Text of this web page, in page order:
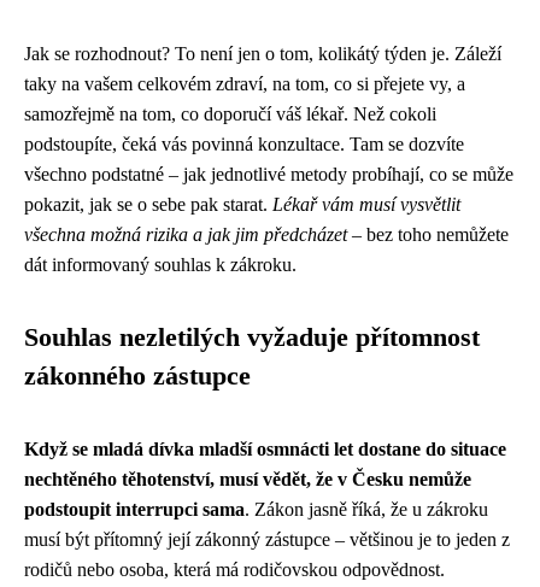
Jak se rozhodnout? To není jen o tom, kolikátý týden je. Záleží
taky na vašem celkovém zdraví, na tom, co si přejete vy, a
samozřejmě na tom, co doporučí váš lékař. Než cokoli
podstoupíte, čeká vás povinná konzultace. Tam se dozvíte
všechno podstatné – jak jednotlivé metody probíhají, co se může
pokazit, jak se o sebe pak starat. Lékař vám musí vysvětlit
všechna možná rizika a jak jim předcházet– bez toho nemůžete
dát informovaný souhlas k zákroku.
Souhlas nezletilých vyžaduje přítomnost
zákonného zástupce
Když se mladá dívka mladší osmnácti let dostane do situace
nechtěného těhotenství, musí vědět, že v Česku nemůže
podstoupit interrupci sama. Zákon jasně říká, že u zákroku
musí být přítomný její zákonný zástupce – většinou je to jeden z
rodičů nebo osoba, která má rodičovskou odpovědnost.